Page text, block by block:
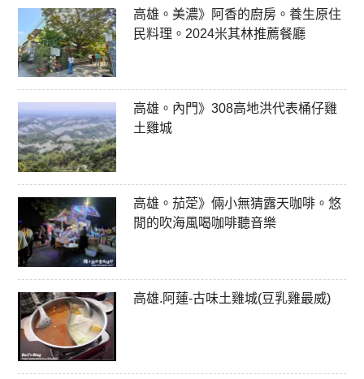
高雄。美濃》阿香的廚房。養生原住
民料理。2024米其林推薦餐廳
高雄。內門》308高地洪代表桶仔雞
土雞城
高雄。茄萣》倆小無猜露天咖啡。悠
閒的吹海風喝咖啡聽音樂
高雄.阿蓮-古味土雞城(豆乳雞最威)